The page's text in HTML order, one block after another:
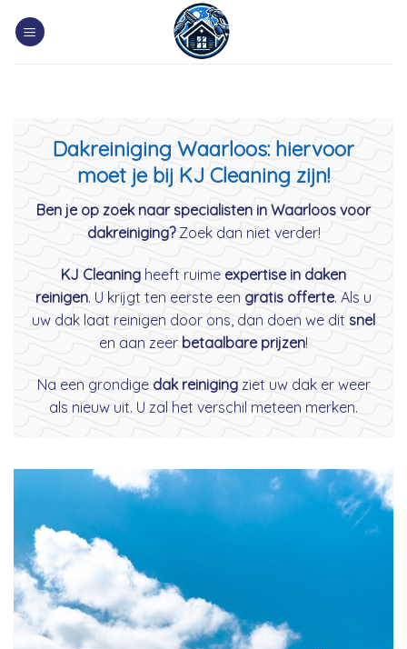
Dakreiniging Waarloos: hiervoor
moet je bij KJ Cleaning zijn!
Ben je op zoek naar specialisten in Waarloos voor
dakreiniging?Zoek dan niet verder!
KJ Cleaning heeft ruime expertise in daken
reinigen. U krijgt ten eerste een gratis offerte. Als u
uw dak laat reinigen door ons, dan doen we dit snel
en aan zeer betaalbare prijzen!
Na een grondige dak reinigingziet uw dak er weer
als nieuw uit. U zal het verschil meteen merken.